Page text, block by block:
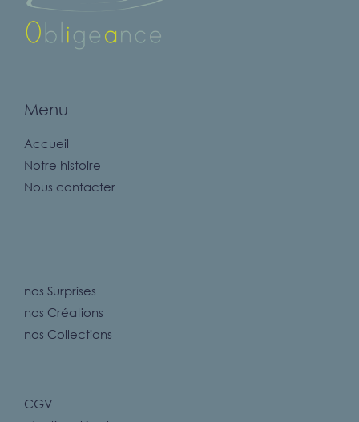
Menu
Accueil
Notre histoire
Nous contacter
nos Surprises
nos Créations
nos Collections
CGV